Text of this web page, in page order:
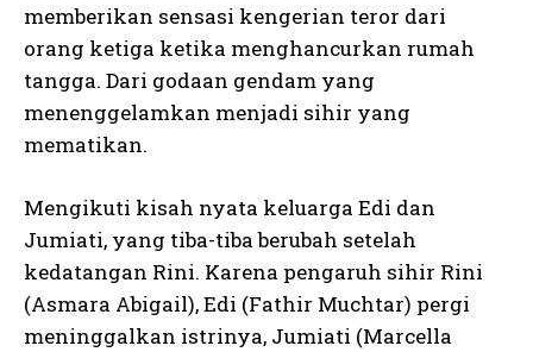
memberikan sensasi kengerian teror dari
orang ketiga ketika menghancurkan rumah
tangga. Dari godaan gendam yang
menenggelamkan menjadi sihir yang
mematikan.
Mengikuti kisah nyata keluarga Edi dan
Jumiati, yang tiba-tiba berubah setelah
kedatangan Rini. Karena pengaruh sihir Rini
(Asmara Abigail), Edi (Fathir Muchtar) pergi
meninggalkan istrinya, Jumiati (Marcella